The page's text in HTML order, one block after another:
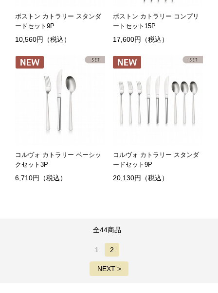
ボストン カトラリー スタンダ
ードセット9P
10,560円（税込）
ボストン カトラリー コンプリ
ートセット15P
17,600円（税込）
コルヴォ カトラリー ベーシッ
クセット3P
6,710円（税込）
コルヴォ カトラリー スタンダ
ードセット9P
20,130円（税込）
全44商品
1 2
NEXT >